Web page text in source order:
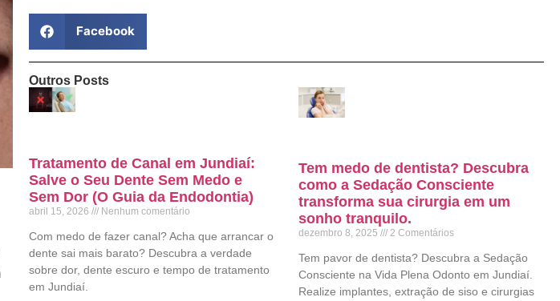
Facebook
Outros Posts
Tratamento de Canal em Jundiaí:
Salve o Seu Dente Sem Medo e
Sem Dor (O Guia da Endodontia)
abril 15, 2026 Nenhum comentário
Com medo de fazer canal? Acha que arrancar o
dente sai mais barato? Descubra a verdade
sobre dor, dente escuro e tempo de tratamento
em Jundiaí.
Tem medo de dentista? Descubra
como a Sedação Consciente
transforma sua cirurgia em um
sonho tranquilo.
dezembro 8, 2025 2 Comentários
Tem pavor de dentista? Descubra a Sedação
Consciente na Vida Plena Odonto em Jundiaí.
Realize implantes, extração de siso e cirurgias